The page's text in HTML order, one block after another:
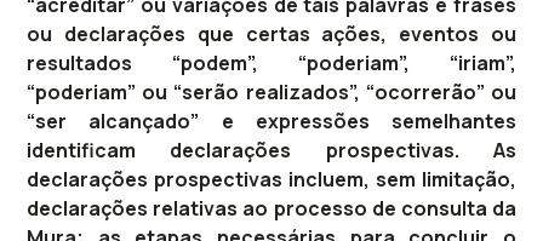
ou declarações que certas ações, eventos ou
resultados “podem”, “poderiam”, “iriam”,
“poderiam” ou “serão realizados”, “ocorrerão” ou
“ser alcançado” e expressões semelhantes
identificam declarações prospectivas. As
declarações prospectivas incluem, sem limitação,
declarações relativas ao processo de consulta da